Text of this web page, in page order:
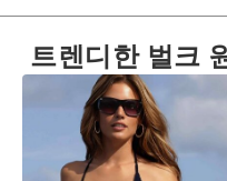
트렌디한 벌크